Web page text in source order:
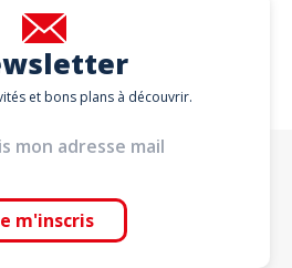
et bons plans à découvrir.
m'inscris